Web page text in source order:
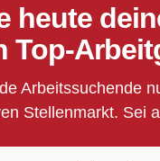
heute
Top-
Arbeitssuchende
Stellenmarkt. Sei